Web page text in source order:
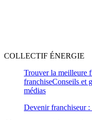
COLLECTIF ÉNERGIE
Trouver la meilleure
franchiseConseils et
médias
Devenir franchiseur :